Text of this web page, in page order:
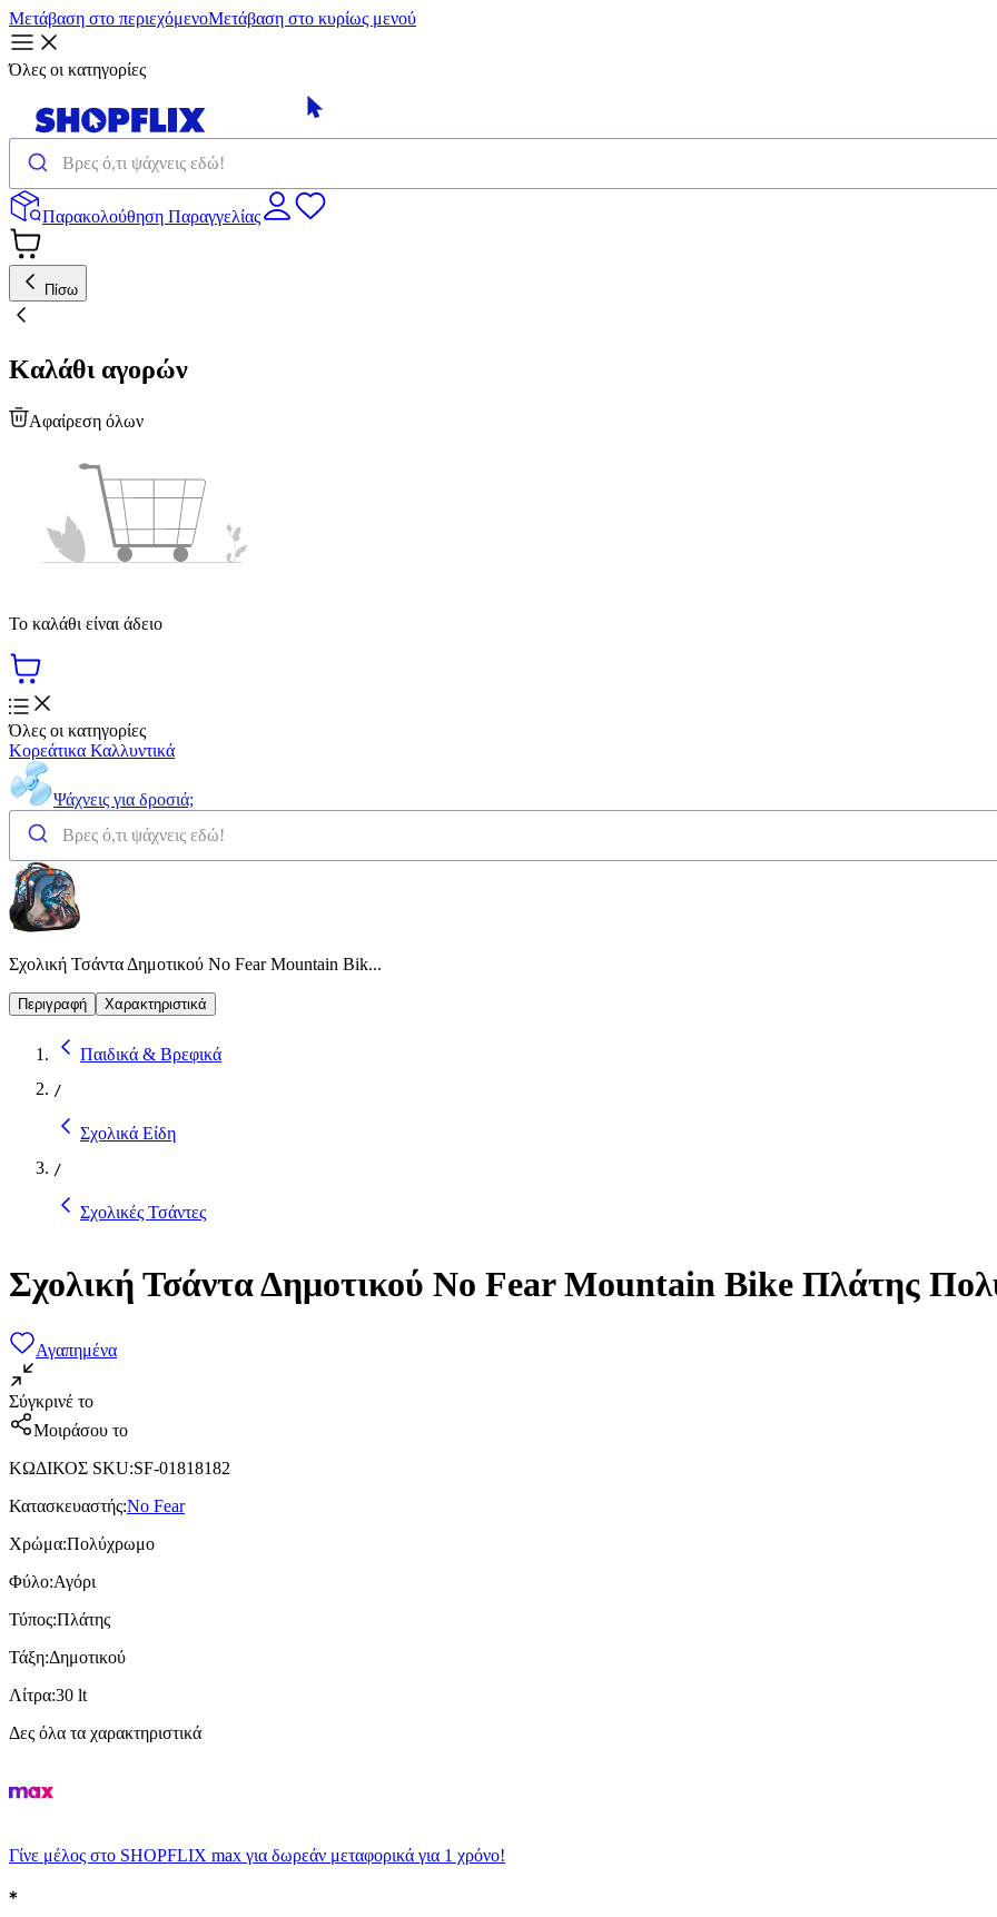
Μετάβαση στο περιεχόμενοΜετάβαση στο κυρίως μενού
Όλες οι κατηγορίες
Παρακολούθηση Παραγγελίας
Πίσω
Καλάθι αγορών
Αφαίρεση όλων
Το καλάθι είναι άδειο
Όλες οι κατηγορίες
Κορεάτικα Καλλυντικά
Ψάχνεις για δροσιά;
Σχολική Τσάντα Δημοτικού No Fear Mountain Bik...
Περιγραφή Χαρακτηριστικά
Παιδικά & Βρεφικά
/
Σχολικά Είδη
/
Σχολικές Τσάντες
Σχολική Τσάντα Δημοτικού No Fear Mountain Bike Πλάτης
Αγαπημένα
Σύγκρινέ το
Μοιράσου το
ΚΩΔΙΚΟΣ SKU:SF-01818182
Κατασκευαστής:No Fear
Χρώμα:Πολύχρωμο
Φύλο:Αγόρι
Τύπος:Πλάτης
Τάξη:Δημοτικού
Λίτρα:30 lt
Δες όλα τα χαρακτηριστικά
Γίνε μέλος στο SHOPFLIX max για δωρεάν μεταφορικά για 1 χρόνο!